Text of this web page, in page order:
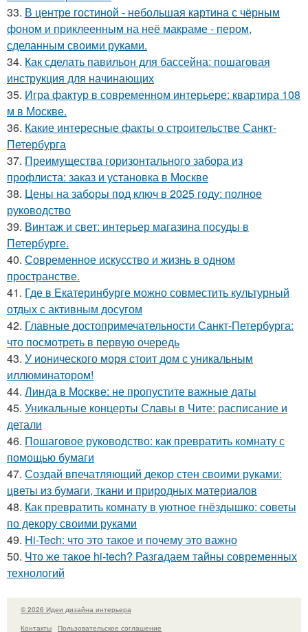
33. В центре гостиной - небольшая картина с чёрным
фоном и приклеенным на неё макраме - пером,
сделанным своими руками.
34. Как сделать павильон для бассейна: пошаговая
инструкция для начинающих
35. Игра фактур в современном интерьере: квартира 108
м в Москве.
36. Какие интересные факты о строительстве Санкт-
Петербурга
37. Преимущества горизонтального забора из
профлиста: заказ и установка в Москве
38. Цены на заборы под ключ в 2025 году: полное
руководство
39. Винтаж и свет: интерьер магазина посуды в
Петербурге.
40. Современное искусство и жизнь в одном
пространстве.
41. Где в Екатеринбурге можно совместить культурный
отдых с активным досугом
42. Главные достопримечательности Санкт-Петербурга:
что посмотреть в первую очередь
43. У ионического моря стоит дом с уникальным
иллюминатором!
44. Линда в Москве: не пропустите важные даты
45. Уникальные концерты Славы в Чите: расписание и
детали
46. Пошаговое руководство: как превратить комнату с
помощью бумаги
47. Создай впечатляющий декор стен своими руками:
цветы из бумаги, ткани и природных материалов
48. Как превратить комнату в уютное гнёздышко: советы
по декору своими руками
49. Hi-Tech: что это такое и почему это важно
50. Что же такое hi-tech? Разгадаем тайны современных
технологий
© 2026 Идеи дизайна интерьера
Контакты
Пользовательское соглашение